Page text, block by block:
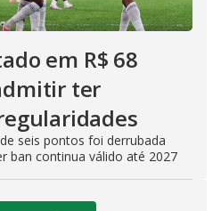
em R$ 68
ter
seis pontos foi derrubada
ban continua válido até 2027